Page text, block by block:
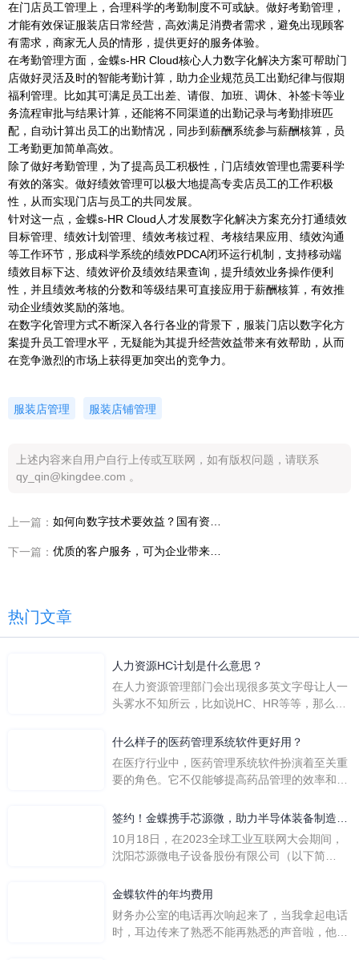
在门店员工管理上，合理科学的考勤制度不可或缺。做好考勤管理，
才能有效保证服装店日常经营，高效满足消费者需求，避免出现顾客
有需求，商家无人员的情形，提供更好的服务体验。
在考勤管理方面，金蝶s-HR Cloud核心人力数字化解决方案可帮助门
店做好灵活及时的智能考勤计算，助力企业规范员工出勤纪律与假期
福利管理。比如其可满足员工出差、请假、加班、调休、补签卡等业
务流程审批与结果计算，还能将不同渠道的出勤记录与考勤排班匹
配，自动计算出员工的出勤情况，同步到薪酬系统参与薪酬核算，员
工考勤更加简单高效。
除了做好考勤管理，为了提高员工积极性，门店绩效管理也需要科学
有效的落实。做好绩效管理可以极大地提高专卖店员工的工作积极
性，从而实现门店与员工的共同发展。
针对这一点，金蝶s-HR Cloud人才发展数字化解决方案充分打通绩效
目标管理、绩效计划管理、绩效考核过程、考核结果应用、绩效沟通
等工作环节，形成科学系统的绩效PDCA闭环运行机制，支持移动端
绩效目标下达、绩效评价及绩效结果查询，提升绩效业务操作便利
性，并且绩效考核的分数和等级结果可直接应用于薪酬核算，有效推
动企业绩效奖励的落地。
在数字化管理方式不断深入各行各业的背景下，服装门店以数字化方
案提升员工管理水平，无疑能为其提升经营效益带来有效帮助，从而
在竞争激烈的市场上获得更加突出的竞争力。
服装店管理 服装店铺管理
上述内容来自用户自行上传或互联网，如有版权问题，请联系
qy_qin@kingdee.com 。
上一篇：
下一篇：
热门文章
人力资源HC计划是什么意思？
在人力资源管理部门会出现很多英文字母让人一
头雾水不知所云，比如说HC、HR等等，那么它
么呢？
什么样子的医药管理系统软件更好用？
在医疗行业中，医药管理系统软件扮演着至关重
要的角色。它不仅能够提高药品管理的效率和准
一个好用的医药管理系统软件应具备以下特点。
地进行操作。 复杂的
签约！金蝶携手芯源微，助力半导体装备制造领
先企业迈向世界
10月18日，在2023全球工业互联网大会期间，
沈阳芯源微电子设备股份有限公司（以下简
下简称“金蝶”）在辽宁沈阳签署战略合作协议。
营管控平台，从而实现公司产研一体化、业财一
体化，提升公司整体业务水平。
金蝶软件的年均费用
财务办公室的电话再次响起来了，当我拿起电话
时，耳边传来了熟悉不能再熟悉的声音啦，他就